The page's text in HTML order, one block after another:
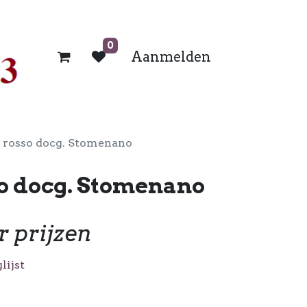
0
Aanmelden
docg. Stomenano
docg. Stomenano
prijzen